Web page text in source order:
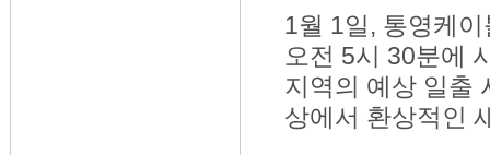
1월 1일, 통영케
오전 5시 30분에
지역의 예상 일출
상에서 환상적인